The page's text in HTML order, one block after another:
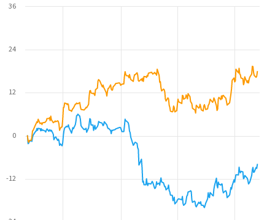
-12
0
12
24
36